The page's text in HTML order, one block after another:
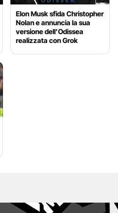
Elon Musk sfida Christopher
Nolan e annuncia la sua
versione dell’Odissea
realizzata con Grok